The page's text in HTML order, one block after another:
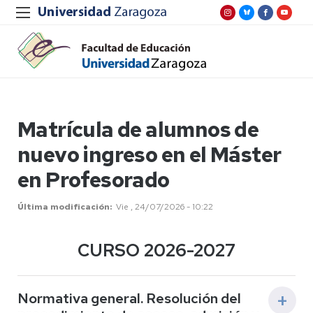
Matrícula de alumnos de
nuevo ingreso en el Máster
en Profesorado
Última modificación Vie , 24/07/2026 - 10:22
CURSO 2026-2027
Normativa general. Resolución del